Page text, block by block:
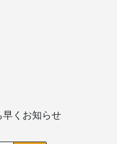
早くお知らせ